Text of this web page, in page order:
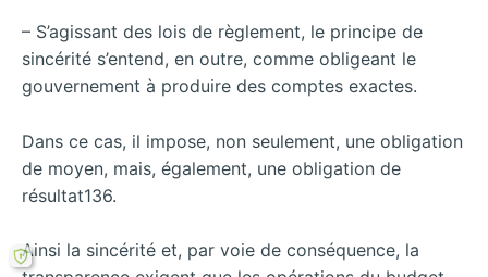
– S’agissant des lois de règlement, le principe de
sincérité s’entend, en outre, comme obligeant le
gouvernement à produire des comptes exactes.
Dans ce cas, il impose, non seulement, une obligation
de moyen, mais, également, une obligation de
résultat136.
Ainsi la sincérité et, par voie de conséquence, la